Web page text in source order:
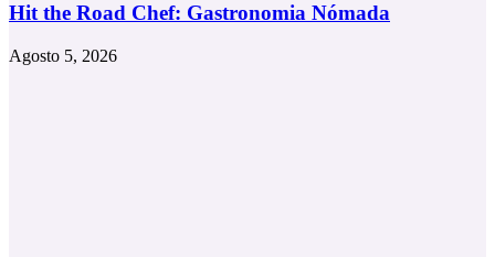
Hit the Road Chef: Gastronomia Nómada
Agosto 5, 2026